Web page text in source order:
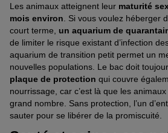
Les animaux atteignent leur maturité
mois environ . Si vous voulez héberger
court terme, un aquarium de
de limiter le risque existant d’infection
aquarium de transition petit permet un
nouvelles populations. Le bac doit
plaque de protection qui couvre
nourrissage, car c’est là que les
grand nombre. Sans protection, l’un
sauter pour se libérer de la promiscuité.